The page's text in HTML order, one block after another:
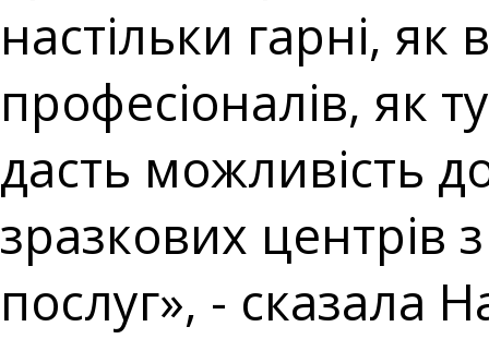
настільки гарні,
професіоналів, як
дасть можливість
зразкових центрів
послуг», - сказала